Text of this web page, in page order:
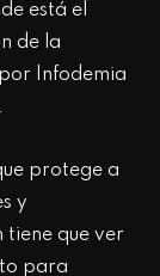
está el
de la
Infodemia
protege a
y
que ver
para